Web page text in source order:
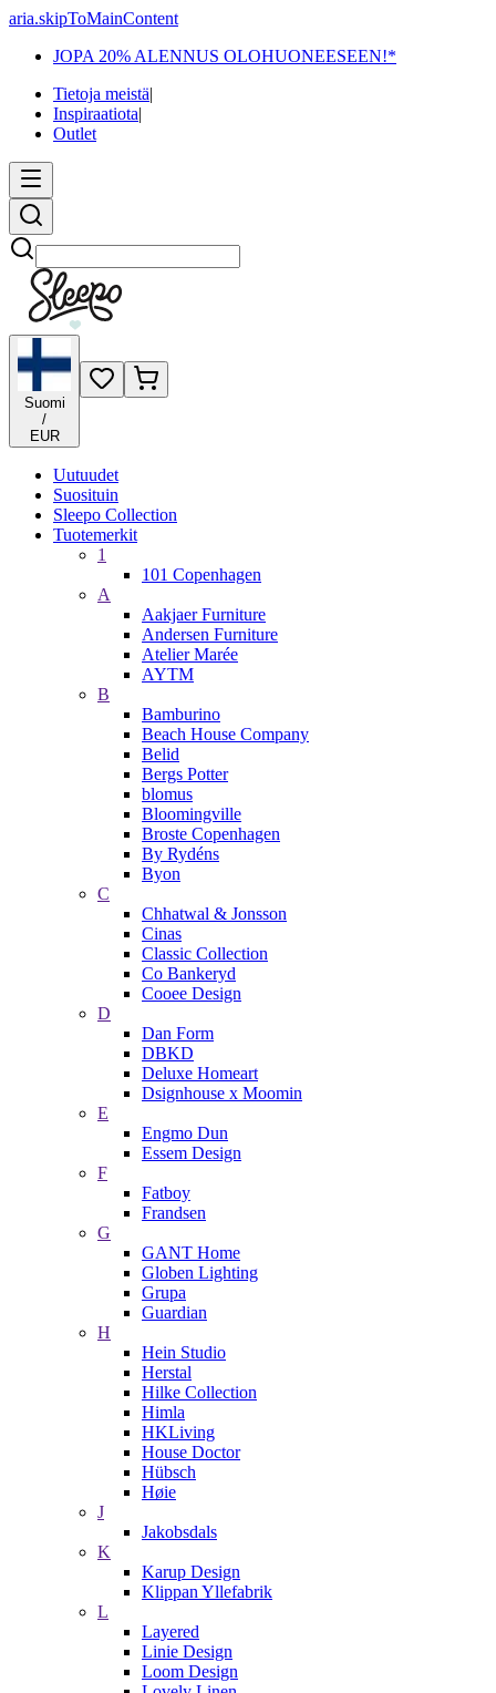
aria.skipToMainContent
JOPA 20% ALENNUS OLOHUONEESEEN!*
Tietoja meistä|
Inspiraatiota|
Outlet
Etsi
Suomi
/
EUR
Uutuudet
Suosituin
Sleepo Collection
Tuotemerkit
1
101 Copenhagen
A
Aakjaer Furniture
Andersen Furniture
Atelier Marée
AYTM
B
Bamburino
Beach House Company
Belid
Bergs Potter
blomus
Bloomingville
Broste Copenhagen
By Rydéns
Byon
C
Chhatwal & Jonsson
Cinas
Classic Collection
Co Bankeryd
Cooee Design
D
Dan Form
DBKD
Deluxe Homeart
Dsignhouse x Moomin
E
Engmo Dun
Essem Design
F
Fatboy
Frandsen
G
GANT Home
Globen Lighting
Grupa
Guardian
H
Hein Studio
Herstal
Hilke Collection
Himla
HKLiving
House Doctor
Hübsch
Høie
J
Jakobsdals
K
Karup Design
Klippan Yllefabrik
L
Layered
Linie Design
Loom Design